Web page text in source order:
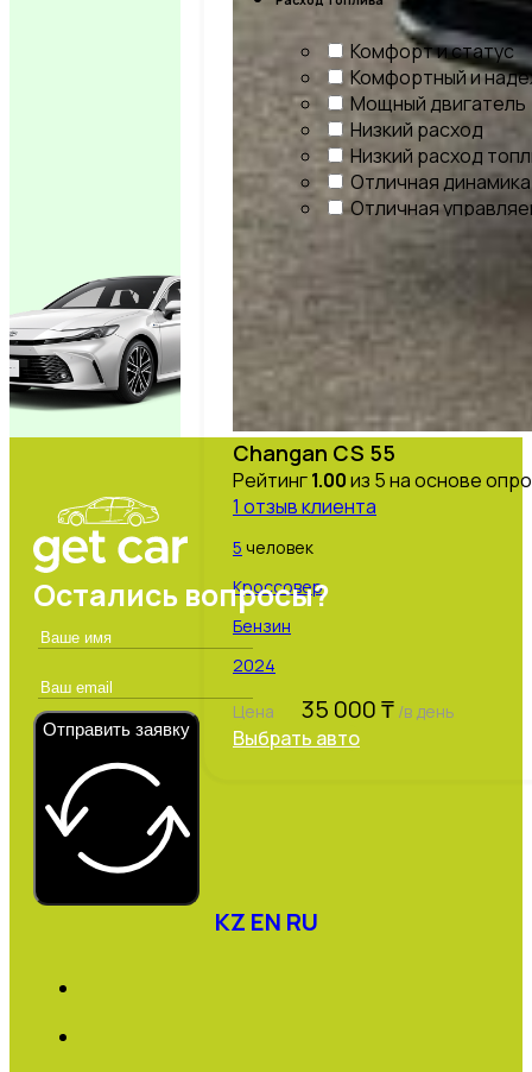
Changan CS 55
Рейтинг1.00из 5 на основе
1 отзыв клиента
5 человек
Кроссовер
Бензин
2024
Цена 35 000₸ /в день
Выбрать авто
Комфорт и статус
Комфортный и
Мощный двигатель
Низкий расход
Низкий расход
Отличная динамика
Отличная
Отличная
Повышенная
Средний расход
Стильный и
Экономичный
Элегантный и
Эталон комфорта
Максимальная
Мощный и
Проходимость и
Современный и
Спортивный и
Остались вопросы?
Отправить заявку
KZ EN RU